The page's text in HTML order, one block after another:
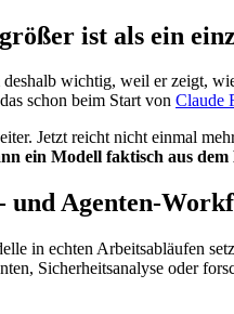
ist als ein
wichtig, weil er zeigt,
schon beim Start von Claude
Jetzt reicht nicht einmal
ein Modell faktisch aus
und Agenten-
in echten Arbeitsabläufen
Sicherheitsanalyse oder